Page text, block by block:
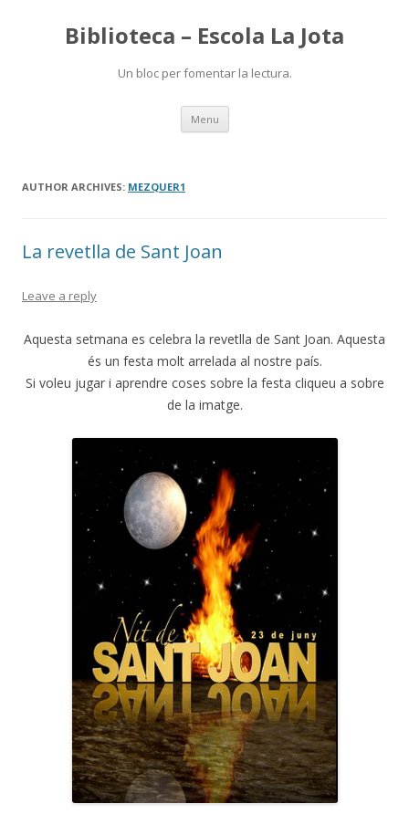
Biblioteca – Escola La Jota
Un bloc per fomentar la lectura.
Menu Skip
content
AUTHOR ARCHIVES: MEZQUER1
La revetlla de Sant Joan
Leave a reply
Aquesta setmana es celebra la revetlla de Sant Joan. Aquesta
és un festa molt arrelada al nostre país.
Si voleu jugar i aprendre coses sobre la festa cliqueu a sobre
de la imatge.